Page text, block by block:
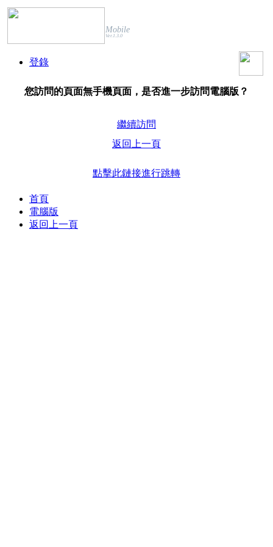
Mobile
Ver.1.3.0
登錄
您訪問的頁面無手機頁面，是否進一步訪問電腦版？
繼續訪問
返回上一頁
點擊此鏈接進行跳轉
首頁
電腦版
返回上一頁